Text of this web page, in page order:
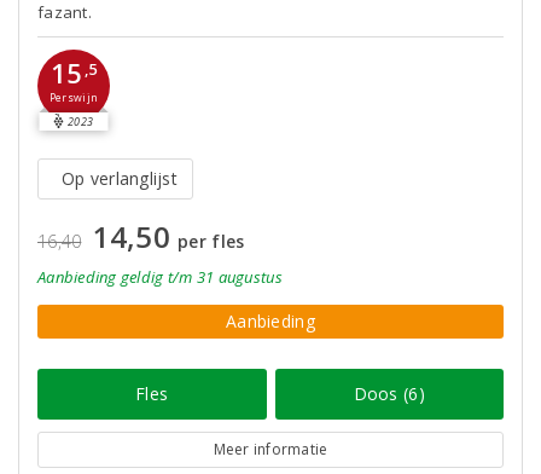
fazant.
15 ,5
Perswijn
2023
Op verlanglijst
16,40 14,50 per fles
Aanbieding geldig t/m 31 augustus
Aanbieding
Fles Doos (6)
Meer informatie